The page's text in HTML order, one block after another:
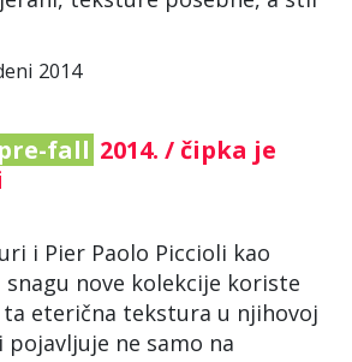
2014
pre-fall 2014. / čipka je
i Pier Paolo Piccioli kao
nove kolekcije koriste
eterična tekstura u njihovoj
pojavljuje ne samo na